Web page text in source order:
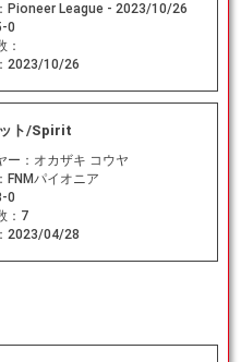
Pioneer League - 2023/10/26
0
：
2023/10/26
ト/Spirit
ー： オカザキ コウヤ
FNMパイオニア
0
： 7
2023/04/28